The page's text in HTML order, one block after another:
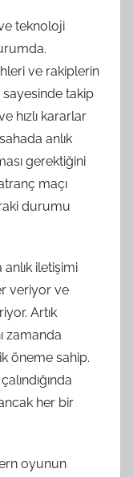
teknoloji
ve rakiplerin
sayesinde takip
hızlı kararlar
anlık
gerektiğini
maçı
durumu
anlık iletişimi
veriyor ve
Artık
zamanda
öneme sahip.
her bir
oyunun